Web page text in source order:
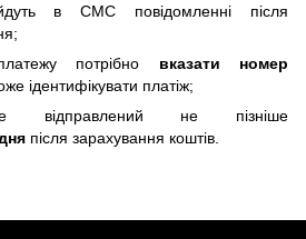
в СМС повідомленні після
потрібно вказати номер
ідентифікувати платіж;
не пізніше
після зарахування коштів.